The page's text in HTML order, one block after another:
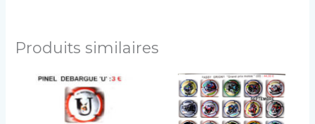
Produits similaires